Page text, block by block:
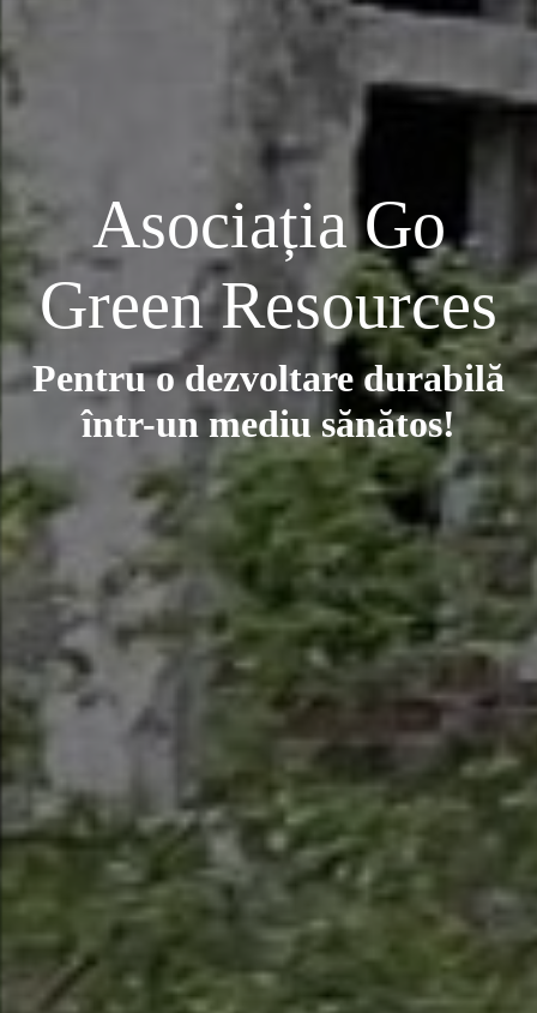
Asociația Go
Green Resources
Pentru o dezvoltare durabilă
într-un mediu sănătos!